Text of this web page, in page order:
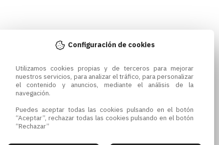
Configuración de cookies
Utilizamos cookies propias y de terceros para mejorar
nuestros servicios, para analizar el tráfico, para personalizar
el contenido y anuncios, mediante el análisis de la
navegación.
Puedes aceptar todas las cookies pulsando en el botón
“Aceptar”, rechazar todas las cookies pulsando en el botón
“Rechazar”